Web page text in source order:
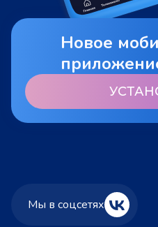
Новое
Мы в соцсетях